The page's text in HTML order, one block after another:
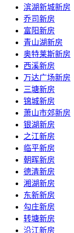
滨湖新城新房
乔司新房
富阳新房
青山湖新房
奥特莱斯新房
西溪新房
万达广场新房
三塘新房
锦城新房
萧山市郊新房
银湖新房
之江新房
临平新房
朝晖新房
德清新房
湘湖新房
东新新房
勾庄新房
转塘新房
沿江新房